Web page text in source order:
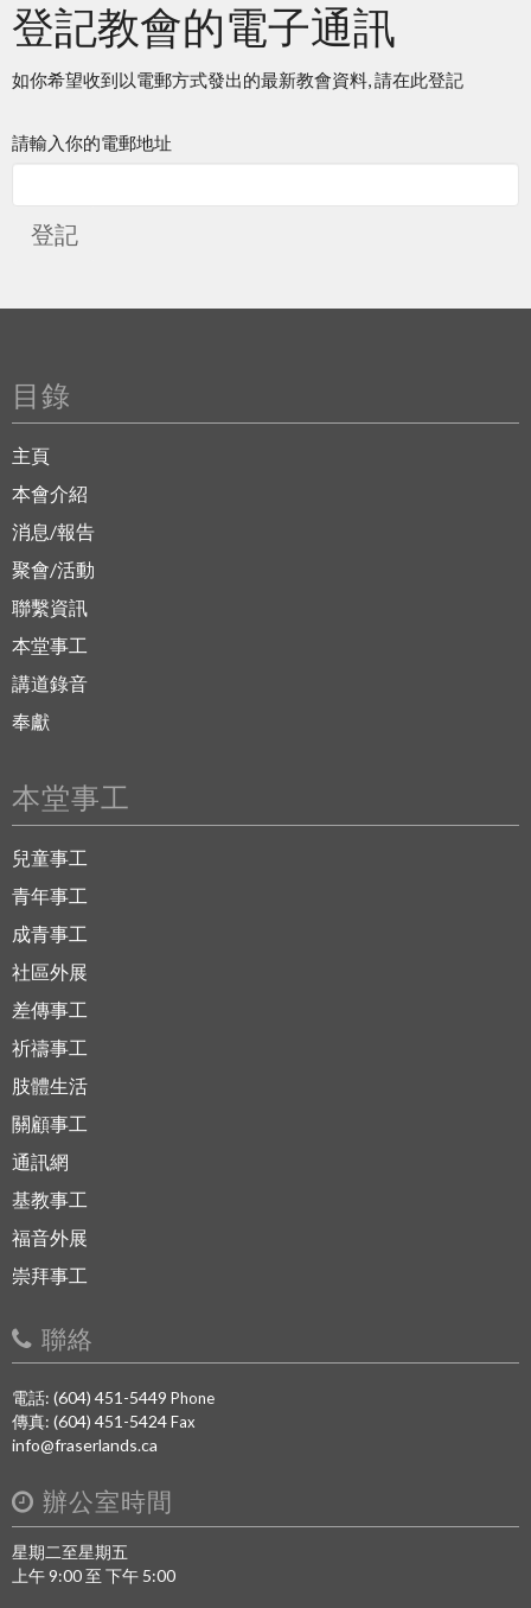
登記教會的電子通訊
如你希望收到以電郵方式發出的最新教會資料, 請在此登記
請輸入你的電郵地址
登記
目錄
主頁
本會介紹
消息/報告
聚會/活動
聯繫資訊
本堂事工
講道錄音
奉獻
本堂事工
兒童事工
青年事工
成青事工
社區外展
差傳事工
祈禱事工
肢體生活
關顧事工
通訊網
基教事工
福音外展
崇拜事工
聯絡
電話: (604) 451-5449 Phone
傳真: (604) 451-5424Fax
info@fraserlands.ca
辦公室時間
星期二至星期五
上午 9:00 至 下午 5:00